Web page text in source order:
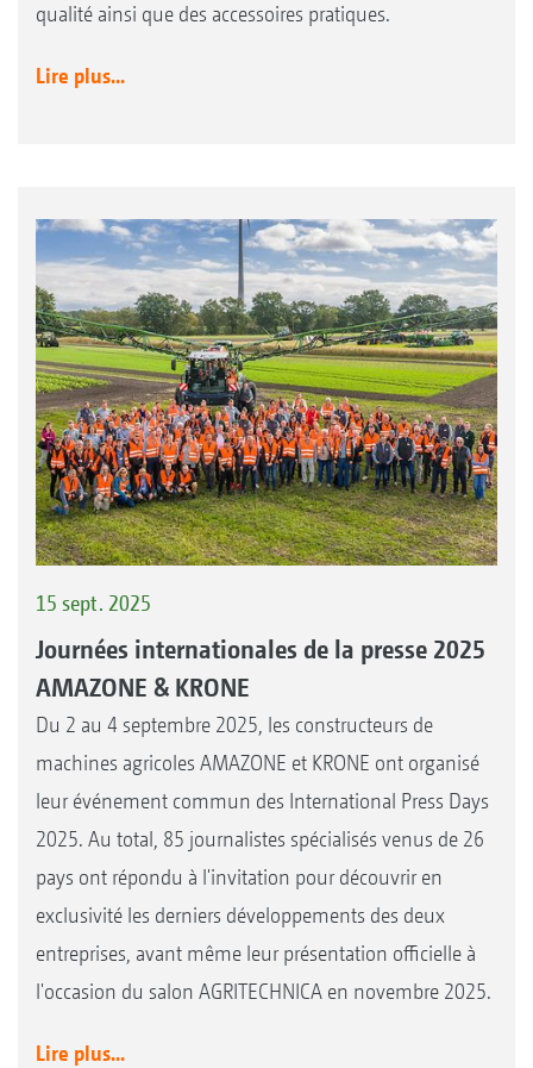
qualité ainsi que des accessoires pratiques.
Lire plus...
15 sept. 2025
Journées internationales de la presse 2025
AMAZONE & KRONE
Du 2 au 4 septembre 2025, les constructeurs de
machines agricoles AMAZONE et KRONE ont organisé
leur événement commun des International Press Days
2025. Au total, 85 journalistes spécialisés venus de 26
pays ont répondu à l'invitation pour découvrir en
exclusivité les derniers développements des deux
entreprises, avant même leur présentation officielle à
l'occasion du salon AGRITECHNICA en novembre 2025.
Lire plus...